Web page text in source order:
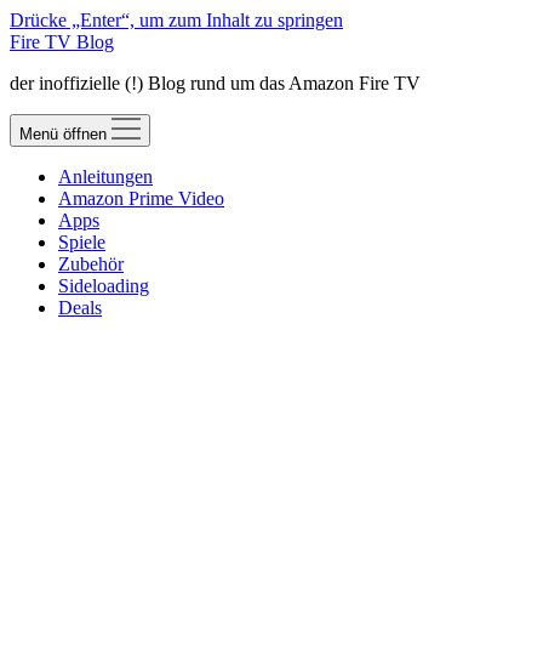
Drücke „Enter“, um zum Inhalt zu springen
Fire TV Blog
der inoffizielle (!) Blog rund um das Amazon Fire TV
Menü öffnen
Anleitungen
Amazon Prime Video
Apps
Spiele
Zubehör
Sideloading
Deals